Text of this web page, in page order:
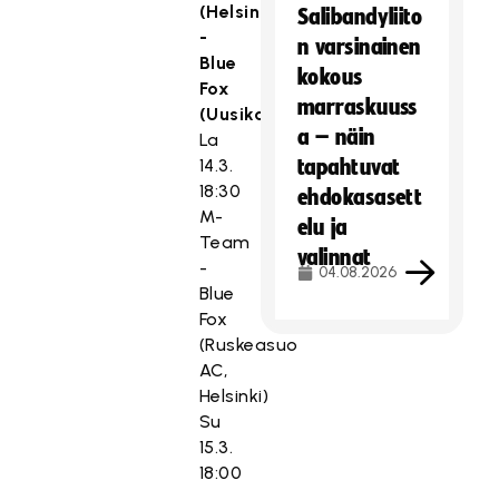
(Helsinki)
-
Blue
Fox
(Uusikaarlepyy)
La
14.3.
18:30
M-
Team
-
Blue
Fox
(Ruskeasuo
AC,
Helsinki)
Su
15.3.
18:00
Salibandyliito
n varsinainen
kokous
marraskuuss
a – näin
tapahtuvat
ehdokasasett
elu ja
valinnat
04.08.2026